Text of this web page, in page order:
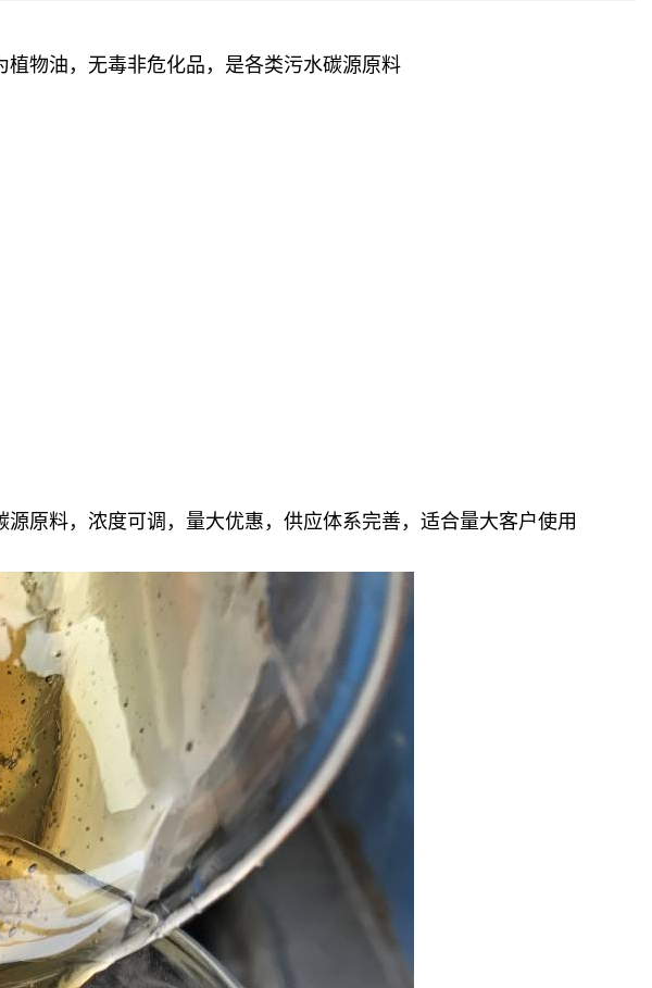
物油，无毒非危化品，是各类污水碳源原料
源原料，浓度可调，量大优惠，供应体系完善，适合量大客户使用